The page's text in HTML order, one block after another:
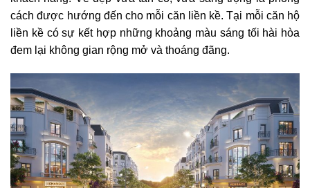
cách được hướng đến cho mỗi căn liền kề. Tại mỗi căn hộ
liền kề có sự kết hợp những khoảng màu sáng tối hài hòa
đem lại không gian rộng mở và thoáng đãng.